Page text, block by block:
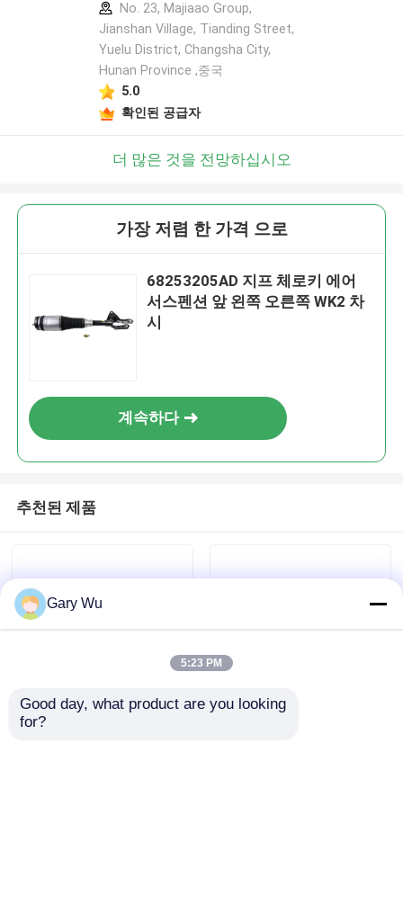
No. 23, Majiaao Group,
Jianshan Village, Tianding Street,
Yuelu District, Changsha City,
Hunan Province ,중국
5.0
확인된 공급자
더 많은 것을 전망하십시오
가장 저렴 한 가격 으로
68253205AD 지프 체로키 에어
서스펜션 앞 왼쪽 오른쪽 WK2 차
시
계속하다
추천된 제품
ISO 지프 체로키 공기
Gary Wu
5:23 PM
Good day, what product are you looking
for?